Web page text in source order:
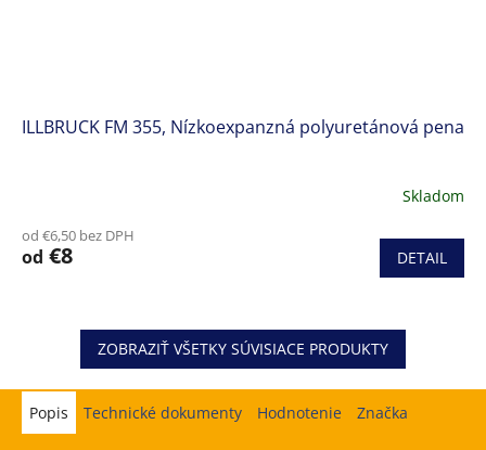
ILLBRUCK FM 355, Nízkoexpanzná polyuretánová pena
Skladom
od €6,50 bez DPH
od €8 DETAIL
ZOBRAZIŤ VŠETKY SÚVISIACE PRODUKTY
Popis Hodnotenie Značka